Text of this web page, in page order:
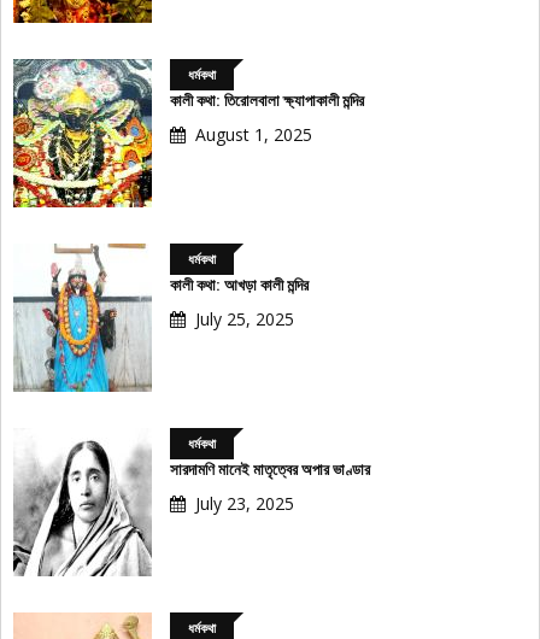
ধর্মকথা
কালী কথা: তিরোলবালা ক্ষ্যাপাকালী মন্দির
August 1, 2025
ধর্মকথা
কালী কথা: আখড়া কালী মন্দির
July 25, 2025
ধর্মকথা
সারদামণি মানেই মাতৃত্বের অপার ভাণ্ডার
July 23, 2025
ধর্মকথা